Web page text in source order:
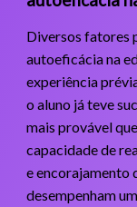
Diversos fatores
autoeficácia na
experiência
o aluno já teve
mais provável
capacidade de
e encorajamento
desempenham